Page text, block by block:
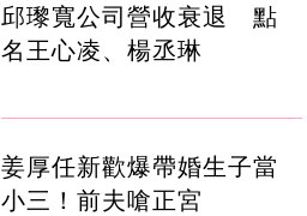
邱瓈寬公司營收衰退 點
名王心凌、楊丞琳
姜厚任新歡爆帶婚生子當
小三！前夫嗆正宮